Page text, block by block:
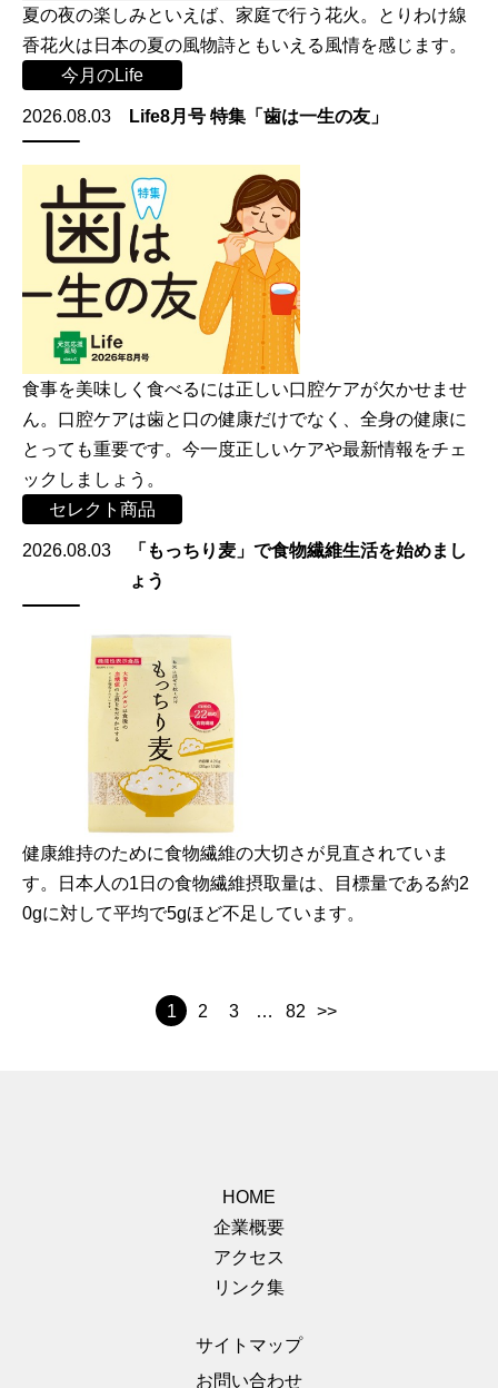
夏の夜の楽しみといえば、家庭で行う花火。とりわけ線
香花火は日本の夏の風物詩ともいえる風情を感じます。
今月のLife
2026.08.03 Life8月号 特集「歯は一生の友」
食事を美味しく食べるには正しい口腔ケアが欠かせませ
ん。口腔ケアは歯と口の健康だけでなく、全身の健康に
とっても重要です。今一度正しいケアや最新情報をチェ
ックしましょう。
セレクト商品
2026.08.03
「もっちり麦」で食物繊維生活を始めまし
ょう
健康維持のために食物繊維の大切さが見直されていま
す。日本人の1日の食物繊維摂取量は、目標量である約2
0gに対して平均で5gほど不足しています。
1 2 3 … 82 >>
HOME
企業概要
アクセス
リンク集
サイトマップ
お問い合わせ